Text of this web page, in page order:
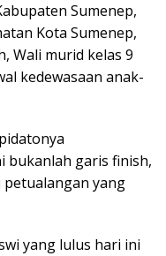
Sumenep,
Kota Sumenep,
Wali murid kelas 9
kedewasaan anak-
bukanlah garis finish,
yang
yang lulus hari ini